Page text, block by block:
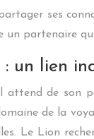
ses
un
un lien
de son
de la
Le Lion